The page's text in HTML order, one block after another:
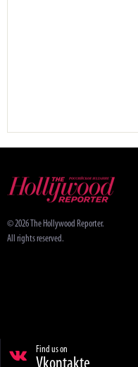
© 2026 The Hollywood Reporter.
All rights reserved.
Find us on